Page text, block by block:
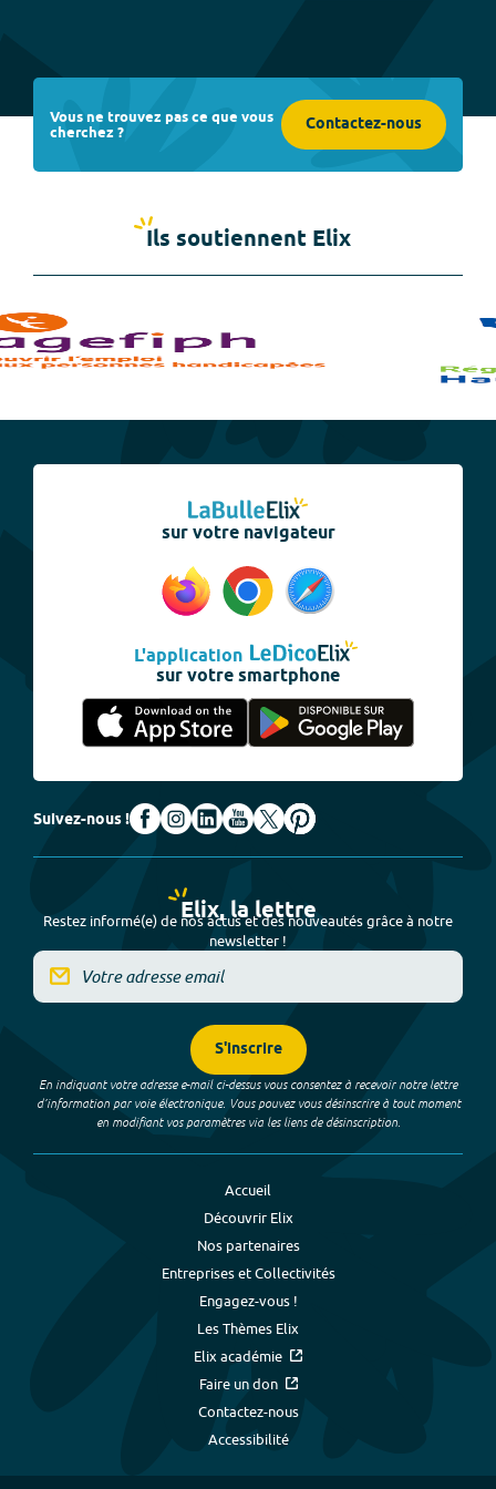
Vous ne trouvez pas ce que vous
cherchez ? Contactez-nous
Ils soutiennent Elix
sur votre navigateur
L'application
sur votre smartphone
Suivez-nous !
Elix, la lettre
Restez informé(e) de nos actus et des nouveautés grâce à notre
newsletter !
S'inscrire
En indiquant votre adresse e-mail ci-dessus vous consentez à recevoir notre lettre
d’information par voie électronique. Vous pouvez vous désinscrire à tout moment
en modifiant vos paramètres via les liens de désinscription.
Accueil
Découvrir Elix
Nos partenaires
Entreprises et Collectivités
Engagez-vous !
Les Thèmes Elix
Elix académie
Faire un don
Contactez-nous
Accessibilité